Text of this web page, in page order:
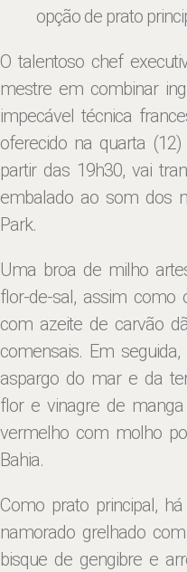
opção de prato
O talentoso chef
mestre em combinar
impecável técnica
oferecido na quarta
partir das 19h30, vai
embalado ao som dos
Park.
Uma broa de milho
flor-de-sal, assim como
com azeite de carvão
comensais. Em
aspargo do mar e da
flor e vinagre de
vermelho com molho
Bahia.
Como prato principal,
namorado grelhado
bisque de gengibre e